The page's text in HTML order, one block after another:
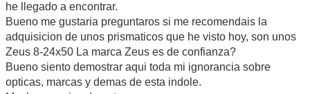
he llegado a encontrar.
Bueno me gustaria preguntaros si me recomendais la
adquisicion de unos prismaticos que he visto hoy, son unos
Zeus 8-24x50 La marca Zeus es de confianza?
Bueno siento demostrar aqui toda mi ignorancia sobre
opticas, marcas y demas de esta indole.